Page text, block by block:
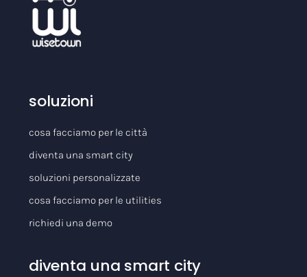
soluzioni
cosa facciamo per le città
diventa una smart city
soluzioni personalizzate
cosa facciamo per le utilities
richiedi una demo
diventa una smart city